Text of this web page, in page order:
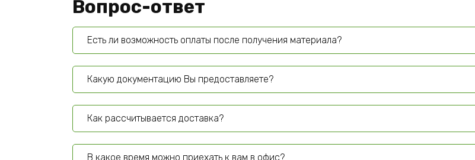
Вопрос-ответ
Есть ли возможность оплаты после получения материала?
Какую документацию Вы предоставляете?
Как рассчитывается доставка?
В какое время можно приехать к вам в офис?